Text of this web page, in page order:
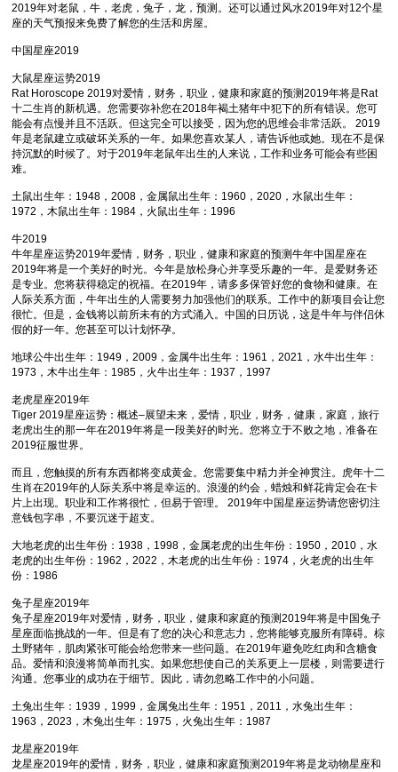
2019年对老鼠，牛，老虎，兔子，龙，预测。还可以通过风水2019年对12个星
座的天气预报来免费了解您的生活和房屋。
中国星座2019
大鼠星座运势2019
Rat Horoscope 2019对爱情，财务，职业，健康和家庭的预测2019年将是Rat
十二生肖的新机遇。您需要弥补您在2018年褐土猪年中犯下的所有错误。您可
能会有点慢并且不活跃。但这完全可以接受，因为您的思维会非常活跃。 2019
年是老鼠建立或破坏关系的一年。如果您喜欢某人，请告诉他或她。现在不是保
持沉默的时候了。对于2019年老鼠年出生的人来说，工作和业务可能会有些困
难。
土鼠出生年：1948，2008，金属鼠出生年：1960，2020，水鼠出生年：
1972，木鼠出生年：1984，火鼠出生年：1996
牛2019
牛年星座运势2019年爱情，财务，职业，健康和家庭的预测牛年中国星座在
2019年将是一个美好的时光。今年是放松身心并享受乐趣的一年。是爱财务还
是专业。您将获得稳定的祝福。在2019年，请多多保管好您的食物和健康。在
人际关系方面，牛年出生的人需要努力加强他们的联系。工作中的新项目会让您
很忙。但是，金钱将以前所未有的方式涌入。中国的日历说，这是牛年与伴侣休
假的好一年。您甚至可以计划怀孕。
地球公牛出生年：1949，2009，金属牛出生年：1961，2021，水牛出生年：
1973，木牛出生年：1985，火牛出生年：1937，1997
老虎星座2019年
Tiger 2019星座运势：概述–展望未来，爱情，职业，财务，健康，家庭，旅行
老虎出生的那一年在2019年将是一段美好的时光。您将立于不败之地，准备在
2019征服世界。
而且，您触摸的所有东西都将变成黄金。您需要集中精力并全神贯注。虎年十二
生肖在2019年的人际关系中将是幸运的。浪漫的约会，蜡烛和鲜花肯定会在卡
片上出现。职业和工作将很忙，但易于管理。 2019年中国星座运势请您密切注
意钱包字串，不要沉迷于超支。
大地老虎的出生年份：1938，1998，金属老虎的出生年份：1950，2010，水
老虎的出生年份：1962，2022，木老虎的出生年份：1974，火老虎的出生年
份：1986
兔子星座2019年
兔子星座2019年对爱情，财务，职业，健康和家庭的预测2019年将是中国兔子
星座面临挑战的一年。但是有了您的决心和意志力，您将能够克服所有障碍。棕
土野猪年，肌肉紧张可能会给您带来一些问题。在2019年避免吃红肉和含糖食
品。爱情和浪漫将简单而扎实。如果您想使自己的关系更上一层楼，则需要进行
沟通。您事业的成功在于细节。因此，请勿忽略工作中的小问题。
土兔出生年：1939，1999，金属兔出生年：1951，2011，水兔出生年：
1963，2023，木兔出生年：1975，火兔出生年：1987
龙星座2019年
龙星座2019年的爱情，财务，职业，健康和家庭预测2019年将是龙动物星座和